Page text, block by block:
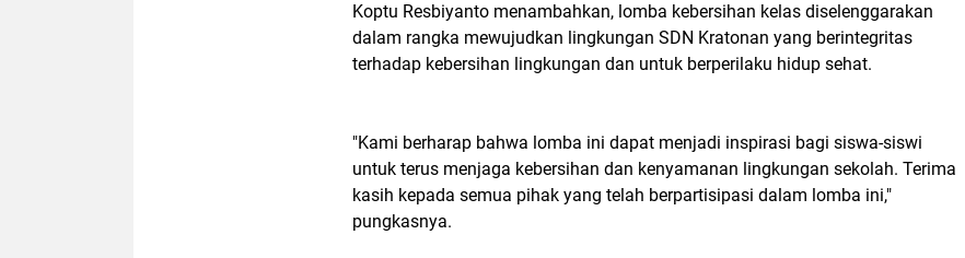
Koptu Resbiyanto menambahkan, lomba kebersihan kelas diselenggarakan
dalam rangka mewujudkan lingkungan SDN Kratonan yang berintegritas
terhadap kebersihan lingkungan dan untuk berperilaku hidup sehat.
"Kami berharap bahwa lomba ini dapat menjadi inspirasi bagi siswa-siswi
untuk terus menjaga kebersihan dan kenyamanan lingkungan sekolah. Terima
kasih kepada semua pihak yang telah berpartisipasi dalam lomba ini,"
pungkasnya.